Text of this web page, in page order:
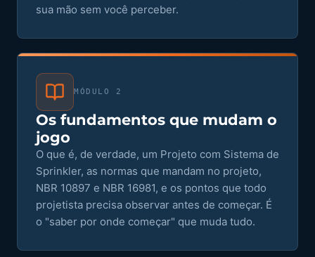
sua mão sem você perceber.
MÓDULO 2
Os fundamentos que mudam o
jogo
O que é, de verdade, um Projeto com Sistema de
Sprinkler, as normas que mandam no projeto,
NBR 10897 e NBR 16981, e os pontos que todo
projetista precisa observar antes de começar. É
o "saber por onde começar" que muda tudo.